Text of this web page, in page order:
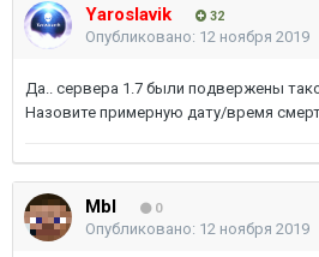
Yaroslavik 32
Опубликовано: 12 ноября 2019
Да.. сервера 1.7 были подвержены
Назовите примерную дату/время
Mbl 0
Опубликовано: 12 ноября 2019